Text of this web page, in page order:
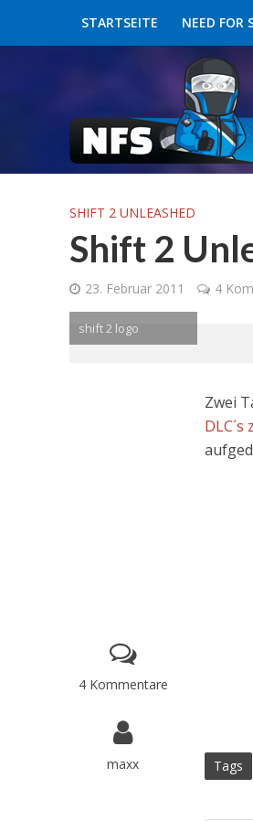
STARTSEITE NEED FOR
SHIFT 2 UNLEASHED
Shift 2
23. Februar 2011 4
shift 2 logo
4 Kommentare
maxx
Zwei
Tags